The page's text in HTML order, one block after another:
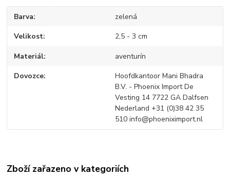
Barva zelená
Velikost 2,5 - 3 cm
Materiál aventurín
Dovozce
Hoofdkantoor Mani Bhadra
B.V. - Phoenix Import De
Vesting 14 7722 GA Dalfsen
Nederland +31 (0)38 42 35
510 info@phoeniximport.nl
Zboží zařazeno v kategoriích